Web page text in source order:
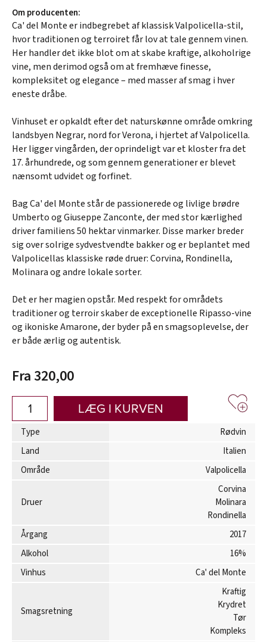
Om producenten:
Ca' del Monte er indbegrebet af klassisk Valpolicella-stil,
hvor traditionen og terroiret får lov at tale gennem vinen.
Her handler det ikke blot om at skabe kraftige, alkoholrige
vine, men derimod også om at fremhæve finesse,
kompleksitet og elegance – med masser af smag i hver
eneste dråbe.
Vinhuset er opkaldt efter det naturskønne område omkring
landsbyen Negrar, nord for Verona, i hjertet af Valpolicella.
Her ligger vingården, der oprindeligt var et kloster fra det
17. århundrede, og som gennem generationer er blevet
nænsomt udvidet og forfinet.
Bag Ca' del Monte står de passionerede og livlige brødre
Umberto og Giuseppe Zanconte, der med stor kærlighed
driver familiens 50 hektar vinmarker. Disse marker breder
sig over solrige sydvestvendte bakker og er beplantet med
Valpolicellas klassiske røde druer: Corvina, Rondinella,
Molinara og andre lokale sorter.
Det er her magien opstår. Med respekt for områdets
traditioner og terroir skaber de exceptionelle Ripasso-vine
og ikoniske Amarone, der byder på en smagsoplevelse, der
er både ærlig og autentisk.
Fra 320,00
LÆG I KURVEN
Type
Rødvin
Land
Italien
Område
Valpolicella
Druer
Corvina
Molinara
Rondinella
Årgang
2017
Alkohol
16%
Vinhus
Ca' del Monte
Smagsretning
Kraftig
Krydret
Tør
Kompleks